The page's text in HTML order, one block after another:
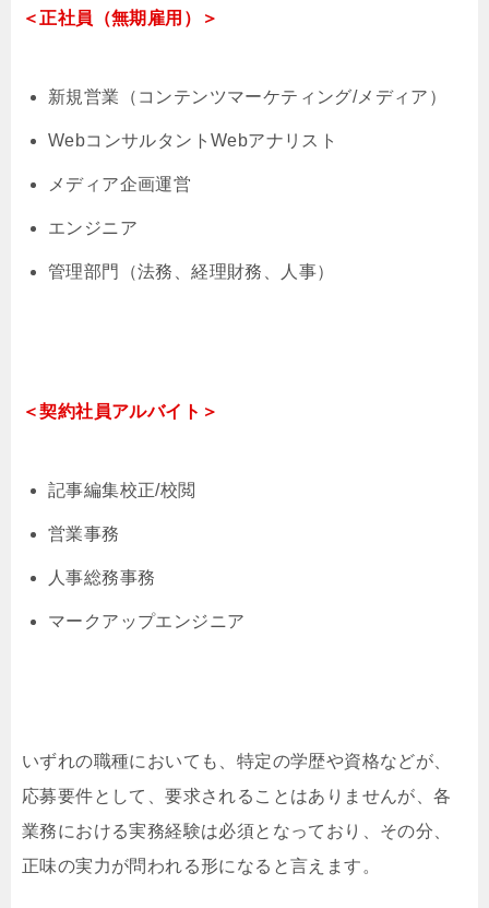
＜正社員（無期雇用）＞
新規営業（コンテンツマーケティング/メディア）
WebコンサルタントWebアナリスト
メディア企画運営
エンジニア
管理部門（法務、経理財務、人事）
＜契約社員アルバイト＞
記事編集校正/校閲
営業事務
人事総務事務
マークアップエンジニア
いずれの職種においても、特定の学歴や資格などが、
応募要件として、要求されることはありませんが、各
業務における実務経験は必須となっており、その分、
正味の実力が問われる形になると言えます。